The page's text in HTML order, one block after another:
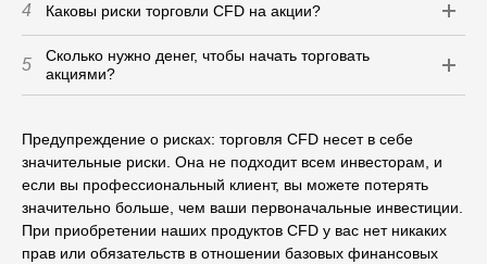
4 Каковы риски торговли CFD на акции?
5
Сколько нужно денег, чтобы начать торговать
акциями?
Предупреждение о рисках: торговля CFD несет в себе
значительные риски. Она не подходит всем инвесторам, и
если вы профессиональный клиент, вы можете потерять
значительно больше, чем ваши первоначальные инвестиции.
При приобретении наших продуктов CFD у вас нет никаких
прав или обязательств в отношении базовых финансовых